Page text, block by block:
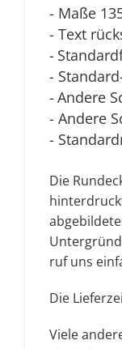
- Maße
- Text
-
-
- Andere
- Andere
-
Die
ruf uns
Die
Viele